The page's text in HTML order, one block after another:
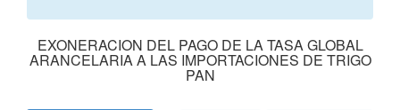
EXONERACION DEL PAGO DE LA TASA GLOBAL
ARANCELARIA A LAS IMPORTACIONES DE TRIGO
PAN